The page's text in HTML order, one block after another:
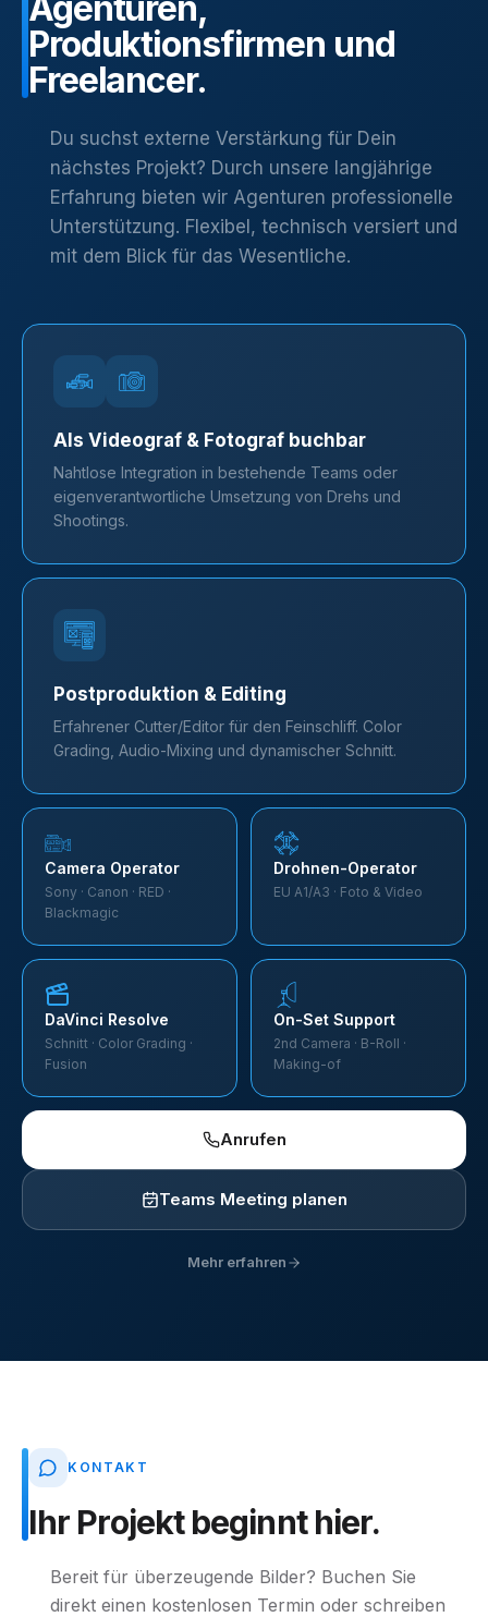
Produktionsfirmen und
Freelancer.
Du suchst externe Verstärkung für Dein
nächstes Projekt? Durch unsere langjährige
Erfahrung bieten wir Agenturen professionelle
Unterstützung. Flexibel, technisch versiert und
mit dem Blick für das Wesentliche.
Als Videograf & Fotograf buchbar
Nahtlose Integration in bestehende Teams oder
eigenverantwortliche Umsetzung von Drehs und
Shootings.
Postproduktion & Editing
Erfahrener Cutter/Editor für den Feinschliff. Color
Grading, Audio-Mixing und dynamischer Schnitt.
Camera Operator
Sony · Canon · RED ·
Blackmagic
Drohnen-Operator
EU A1/A3 · Foto & Video
DaVinci Resolve
Schnitt · Color Grading ·
Fusion
On-Set Support
2nd Camera · B-Roll ·
Making-of
Anrufen
Teams Meeting planen
Mehr erfahren
KONTAKT
Ihr Projekt beginnt hier.
Bereit für überzeugende Bilder? Buchen Sie
direkt einen kostenlosen Termin oder schreiben